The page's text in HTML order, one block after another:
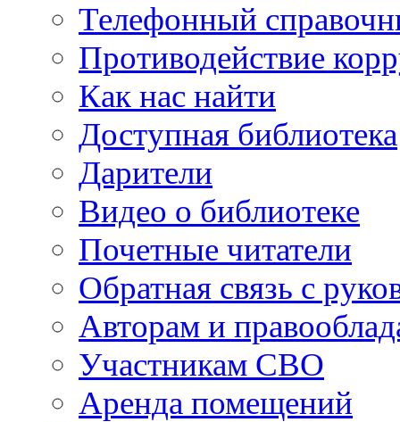
Телефонный
Противодействие
Как нас найти
Доступная библиотека
Дарители
Видео о библиотеке
Почетные читатели
Обратная связь с
Авторам и
Участникам СВО
Аренда помещений